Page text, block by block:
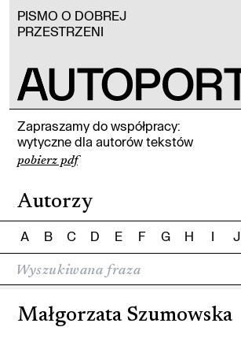
PISMO O DOBREJ
PRZESTRZENI
Zapraszamy do współpracy:
wytyczne dla autorów tekstów
pobierz pdf
Autorzy
A B C D E F G H I J
Małgorzata Szumowska